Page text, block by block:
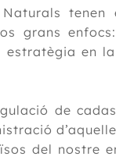
tenen
grans
en
de
del nostre